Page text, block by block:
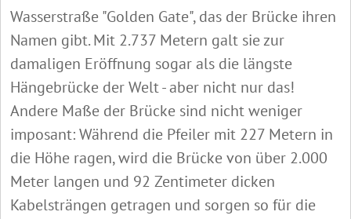
Wasserstraße "Golden Gate", das der Brücke ihren
Namen gibt. Mit 2.737 Metern galt sie zur
damaligen Eröffnung sogar als die längste
Hängebrücke der Welt - aber nicht nur das!
Andere Maße der Brücke sind nicht weniger
imposant: Während die Pfeiler mit 227 Metern in
die Höhe ragen, wird die Brücke von über 2.000
Meter langen und 92 Zentimeter dicken
Kabelsträngen getragen und sorgen so für die